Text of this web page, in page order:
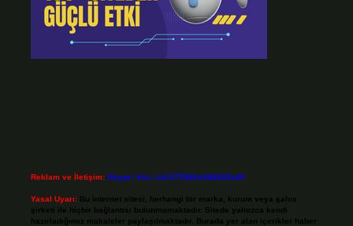
Reklam ve İletişim: Skype: live:.cid.575569c608265c69
Yasal Uyarı: Bu internet sitesi, herhangi bir marka, kurum veya şahıs
şirketi ile hiçbir bağlantısı bulunmamaktadır. Sitede yalnızca kendi
hazırladığımız makaleler paylaşılmaktadır. Burada yer alan içerikler haber